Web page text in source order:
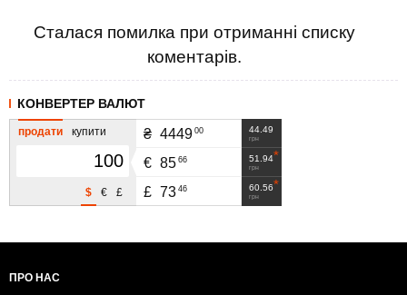
Сталася помилка при отриманні списку
коментарів.
КОНВЕРТЕР ВАЛЮТ
продати купити
£
€
$
44.49
грн
₴ 4449 00
51.94
грн
€ 85 66
60.56
грн
£ 73 46
ПРО НАС